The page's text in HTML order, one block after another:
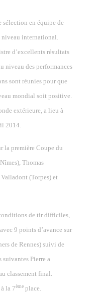
sélection en équipe de
international.
d’excellents résultats
niveau des performances
sont réunies pour que
mondial soit positive.
extérieure, a lieu à
2014.
la première Coupe du
Thomas
(Torpes) et
de tir difficiles,
9 points d’avance sur
de Rennes) suivi de
Pierre a
classement final.
la 7ème place.